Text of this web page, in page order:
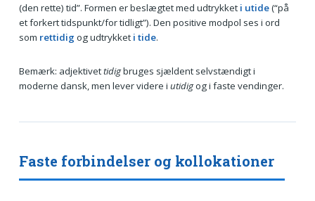
(den rette) tid”. Formen er beslægtet med udtrykket i utide(“på
et forkert tidspunkt/for tidligt”). Den positive modpol ses i ord
som rettidig og udtrykket i tide.
Bemærk: adjektivettidigbruges sjældent selvstændigt i
moderne dansk, men lever videre i utidigog i faste vendinger.
Faste forbindelser og kollokationer